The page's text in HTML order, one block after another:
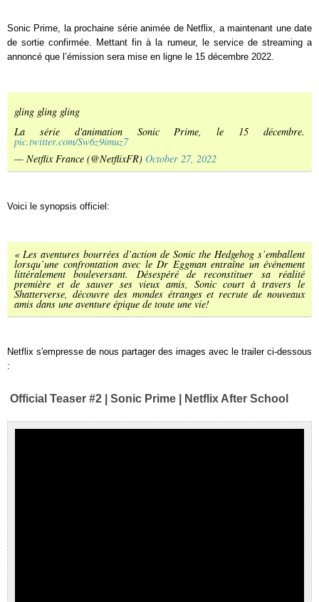
Sonic Prime, la prochaine série animée de Netflix, a maintenant une date
de sortie confirmée. Mettant fin à la rumeur, le service de streaming a
annoncé que l’émission sera mise en ligne le 15 décembre 2022.
gling gling gling
La série d'animation Sonic Prime, le 15 décembre.
pic.twitter.com/Sw6z9imuz7
— Netflix France (@NetflixFR) October 27, 2022
Voici le synopsis officiel:
« Les aventures bourrées d’action de Sonic the Hedgehog s’emballent
lorsqu’une confrontation avec le Dr Eggman entraîne un événement
littéralement bouleversant. Désespéré de reconstituer sa réalité
première et de sauver ses vieux amis, Sonic court à travers le
Shatterverse, découvre des mondes étranges et recrute de nouveaux
amis dans une aventure épique de toute une vie!
Netflix s'empresse de nous partager des images avec le trailer ci-dessous
:
Official Teaser #2 | Sonic Prime | Netflix After School